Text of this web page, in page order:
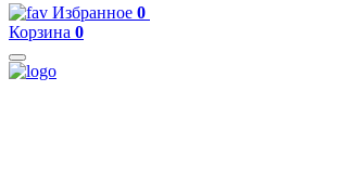
Избранное 0
Корзина 0